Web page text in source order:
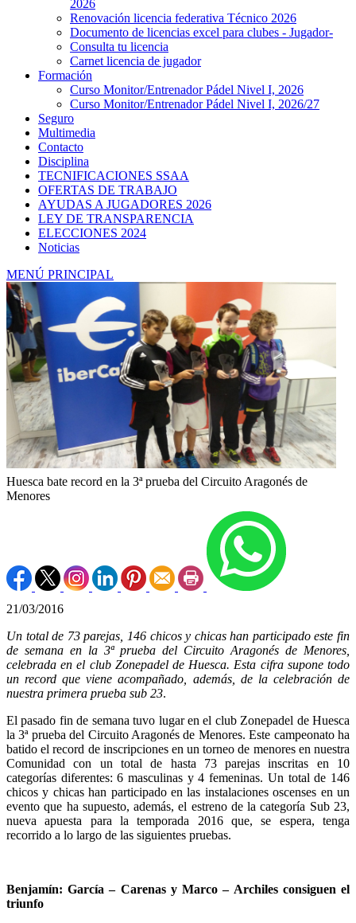
2026
Renovación licencia federativa Técnico 2026
Documento de licencias excel para clubes - Jugador-
Consulta tu licencia
Carnet licencia de jugador
Formación
Curso Monitor/Entrenador Pádel Nivel I, 2026
Curso Monitor/Entrenador Pádel Nivel I, 2026/27
Seguro
Multimedia
Contacto
Disciplina
TECNIFICACIONES SSAA
OFERTAS DE TRABAJO
AYUDAS A JUGADORES 2026
LEY DE TRANSPARENCIA
ELECCIONES 2024
Noticias
MENÚ PRINCIPAL
Huesca bate record en la 3ª prueba del Circuito Aragonés de
Menores
21/03/2016
Un total de 73 parejas, 146 chicos y chicas han participado este fin
de semana en la 3ª prueba del Circuito Aragonés de Menores,
celebrada en el club Zonepadel de Huesca. Esta cifra supone todo
un record que viene acompañado, además, de la celebración de
nuestra primera prueba sub 23.
El pasado fin de semana tuvo lugar en el club Zonepadel de Huesca
la 3ª prueba del Circuito Aragonés de Menores. Este campeonato ha
batido el record de inscripciones en un torneo de menores en nuestra
Comunidad con un total de hasta 73 parejas inscritas en 10
categorías diferentes: 6 masculinas y 4 femeninas. Un total de 146
chicos y chicas han participado en las instalaciones oscenses en un
evento que ha supuesto, además, el estreno de la categoría Sub 23,
nueva apuesta para la temporada 2016 que, se espera, tenga
recorrido a lo largo de las siguientes pruebas.
Benjamín: García – Carenas y Marco – Archiles consiguen el
triunfo